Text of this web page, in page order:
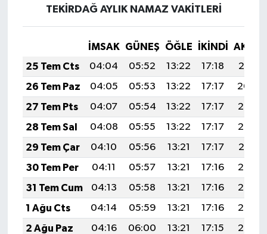
TEKİRDAĞ AYLIK NAMAZ VAKITLERI
İMSAK GÜNEŞ ÖĞLE İKINDI
25 Tem Cts
04:04 05:52 13:22 17:18
20:41
26 Tem Paz
04:05 05:53 13:22 17:17
20:40
27 Tem Pts
04:07 05:54 13:22 17:17
20:39
28 Tem Sal
04:08 05:55 13:22 17:17
20:38
29 Tem Çar
04:10 05:56 13:21 17:17
20:37
30 Tem Per
04:11 05:57 13:21 17:16
20:36
31 Tem Cum
04:13 05:58 13:21 17:16
20:35
1 Ağu Cts
04:14 05:59 13:21 17:16
20:34
2 Ağu Paz
04:16 06:00 13:21 17:15
20:33